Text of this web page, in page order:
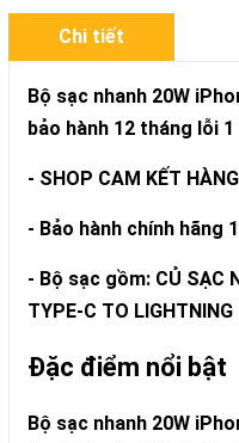
Chi tiết
Bộ sạc nhanh 20W
bảo hành 12 tháng lỗi
- SHOP CAM KẾT
- Bảo hành chính hãng
- Bộ sạc gồm: CỦ SẠC
TYPE-C TO
Đặc điểm nổi bật
Bộ sạc nhanh 20W